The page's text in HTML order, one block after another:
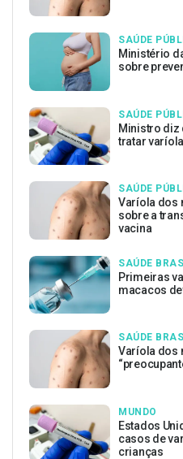
SAÚDE
Ministério
sobre
SAÚDE
Ministro diz
tratar
SAÚDE
Varíola dos
sobre a
vacina
SAÚDE
Primeiras
macacos
SAÚDE
Varíola dos
MUNDO
Estados
casos de
crianças